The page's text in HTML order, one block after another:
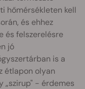
hőmérsékleten kell
és ehhez
és felszerelésre
jó
is a
étlapon olyan
„szirup" - érdemes